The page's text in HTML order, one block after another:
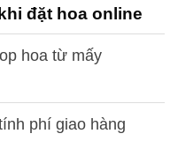
đặt hoa online
hoa từ mấy
phí giao hàng